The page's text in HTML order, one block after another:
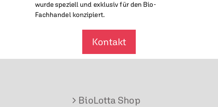
wurde speziell und exklusiv für den Bio-
Fachhandel konzipiert.
Kontakt
BioLotta Shop